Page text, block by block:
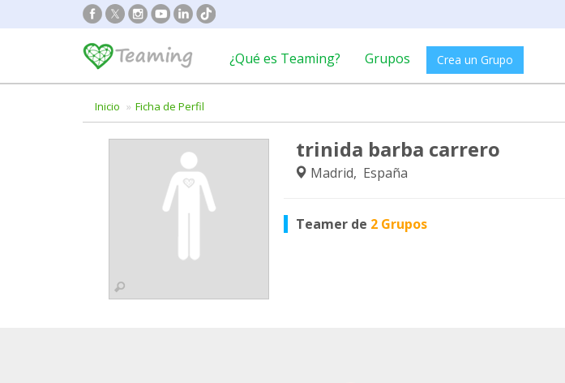
¿Qué es Teaming? Grupos Crea un Grupo
Inicio Ficha de Perfil
trinida barba carrero
Madrid, España
Teamer de 2 Grupos